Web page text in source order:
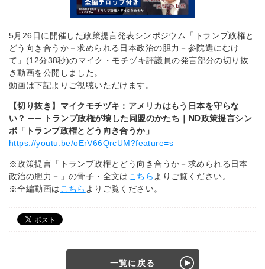
5月26日に開催した政策提言発表シンポジウム「トランプ政権と
どう向き合うか－求められる日本政治の胆力－参院選にむけ
て」(12分38秒)のマイク・モチヅキ評議員の発言部分の切り抜
き動画を公開しました。
動画は下記よりご視聴いただけます。
【切り抜き】マイクモチヅキ：アメリカはもう日本を守らな
い？ ── トランプ政権が壊した同盟のかたち｜ND政策提言シン
ポ「トランプ政権とどう向き合うか」
https://youtu.be/oErV66QrcUM?feature=s
※政策提言「トランプ政権とどう向き合うか－求められる日本
政治の胆力－」の骨子・全文は こちら よりご覧ください。
※全編動画は こちら よりご覧ください。
一覧に戻る